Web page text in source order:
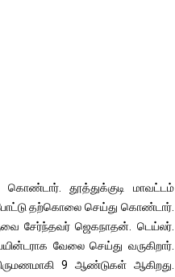
தூத்துக்குடி மாவட்டம்
தற்கொலை செய்து கொண்டார்.
சேர்ந்தவர் ஜெகநாதன். டெய்லர்.
வேலை செய்து வருகிறார்.
9 ஆண்டுகள் ஆகிறது.